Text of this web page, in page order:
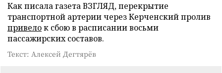
Как писала газета ВЗГЛЯД, перекрытие
транспортной артерии через Керченский пролив
привелок сбою в расписании восьми
пассажирских составов.
Текст: Алексей Дегтярёв